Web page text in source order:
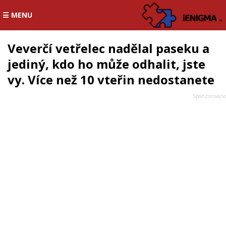
☰ MENU
Veverčí vetřelec nadělal paseku a
jediný, kdo ho může odhalit, jste
vy. Více než 10 vteřin nedostanete